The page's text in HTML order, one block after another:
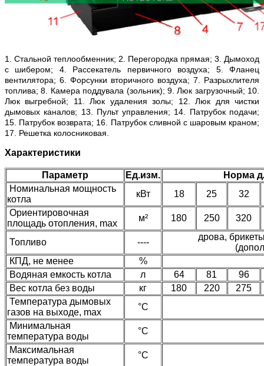
1. Cтальной теплообменник; 2. Перегородка прямая; 3. Дымоход
с шибером; 4. Рассекатель первичного воздуха; 5. Фланец
вентилятора; 6. Форсунки вторичного воздуха; 7. Разрыхлителя
топлива; 8. Камера поддувала (зольник); 9. Люк загрузочный; 10.
Люк выгребной; 11. Люк удаления золы; 12. Люк для чистки
дымовых каналов; 13. Пульт управления; 14. Патрубок подачи;
15. Патрубок возврата; 16. Патрубок сливной с шаровым краном;
17. Решетка колосниковая.
Характеристики
Параметр Ед.изм.
Норма
Номинальная мощность
котла
кВт 18 25
32
Ориентировочная
площадь отопления, max
м² 180 250 320
Топливо ----
дрова,
КПД, не менее
%
Водяная емкость котла
л 64 81
96
Вес котла без воды
кг 180 220
275
Температура дымовых
газов на выходе, max
°C
Минимальная
температура воды
°C
Максимальная
температура воды
°C